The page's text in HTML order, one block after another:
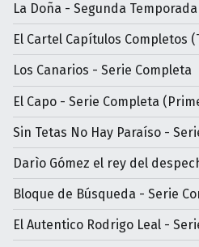
La Doña - Segunda
El Cartel Capítulos Completos
Los Canarios - Serie Completa
El Capo - Serie Completa
Sin Tetas No Hay Paraíso -
Darìo Gómez el rey del
Bloque de Búsqueda - Serie
El Autentico Rodrigo Leal -